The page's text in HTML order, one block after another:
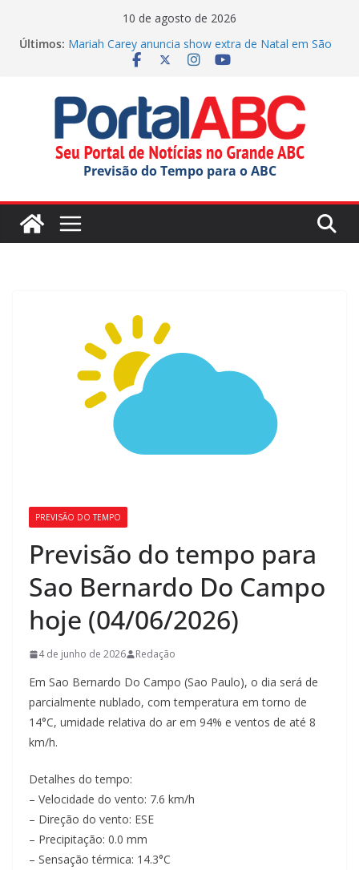
10 de agosto de 2026
Últimos: Mariah Carey anuncia show extra de Natal em São
Espírito Santo do Pinhal inaugura revitalização da
Rua José Bonifácio no centro histórico
Sidney Magal celebra 60 anos de carreira em São
Paulo
Oportunidades de Ouro: Negócios no ABC
Previsão do Tempo para o ABC
PREVISÃO DO TEMPO
Previsão do tempo para
Sao Bernardo Do Campo
hoje (04/06/2026)
4 de junho de 2026 Redação
Em Sao Bernardo Do Campo (Sao Paulo), o dia será de
parcialmente nublado, com temperatura em torno de
14°C, umidade relativa do ar em 94% e ventos de até 8
km/h.
Detalhes do tempo:
– Velocidade do vento: 7.6 km/h
– Direção do vento: ESE
– Precipitação: 0.0 mm
– Sensação térmica: 14.3°C